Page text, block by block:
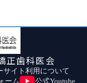
正歯科医会
サイト利用について
ーム 公式Youtube